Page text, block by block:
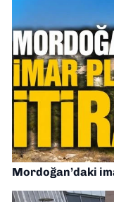
Mordoğan’daki